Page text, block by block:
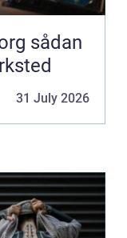
31 July 2026